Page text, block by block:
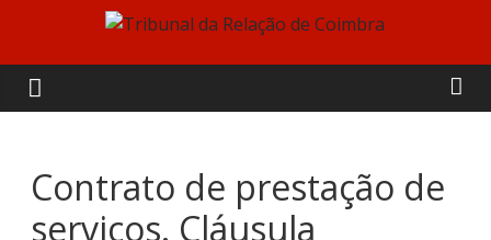
content
Tribunal
da
Relação
Contrato de prestação de
serviços. Cláusula